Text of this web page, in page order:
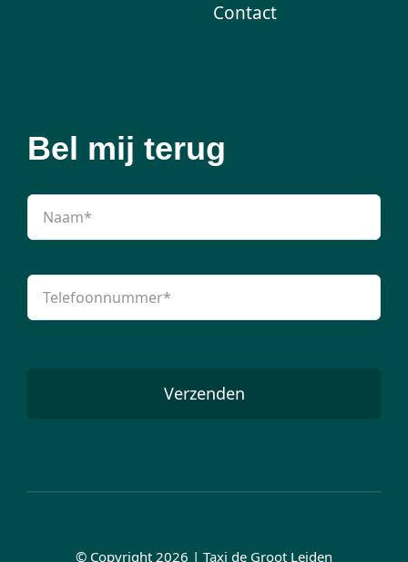
Contact
Bel mij terug
Verzenden
© Copyright 2026 | Taxi de Groot Leiden